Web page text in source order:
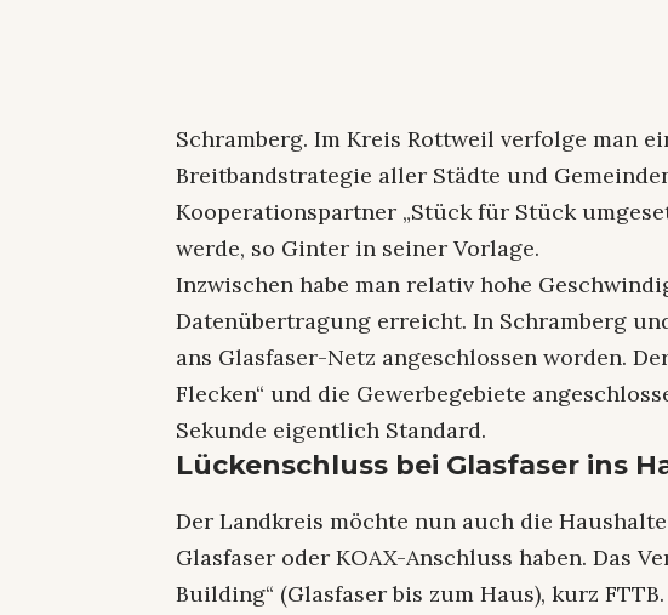
Schramberg. Im Kreis Rottweil verfolge man
Breitbandstrategie aller Städte und
Kooperationspartner „Stück für Stück
werde, so Ginter in seiner Vorlage.
Inzwischen habe man relativ hohe
Datenübertragung erreicht. In Schramberg
ans Glasfaser-Netz angeschlossen worden.
Flecken“ und die Gewerbegebiete
Sekunde eigentlich Standard.
Lückenschluss bei Glasfaser ins
Der Landkreis möchte nun auch die
Glasfaser oder KOAX-Anschluss haben. Das
Building“ (Glasfaser bis zum Haus), kurz